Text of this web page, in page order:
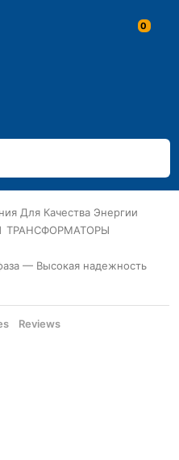
Для Качества Энергии
ТРАНСФОРМАТОРЫ
— Высокая надежность
Reviews